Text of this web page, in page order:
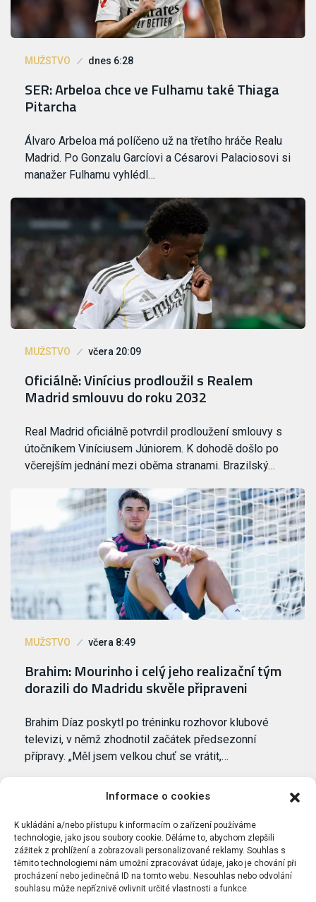
Informace o cookies
K ukládání a/nebo přístupu k informacím o zařízení používáme
technologie, jako jsou soubory cookie. Děláme to, abychom zlepšili
zážitek z prohlížení a zobrazovali personalizované reklamy. Souhlas s
těmito technologiemi nám umožní zpracovávat údaje, jako je chování při
procházení nebo jedinečná ID na tomto webu. Nesouhlas nebo odvolání
souhlasu může nepříznivě ovlivnit určité vlastnosti a funkce.
MUŽSTVO dnes 6:28
SER: Arbeloa chce ve Fulhamu také Thiaga
Pitarcha
Álvaro Arbeloa má políčeno už na třetího hráče Realu
Madrid. Po Gonzalu Garcíovi a Césarovi Palaciosovi si
manažer Fulhamu vyhlédl…
MUŽSTVO včera 20:09
Oficiálně: Vinícius prodloužil s Realem
Madrid smlouvu do roku 2032
Real Madrid oficiálně potvrdil prodloužení smlouvy s
útočníkem Viníciusem Júniorem. K dohodě došlo po
včerejším jednání mezi oběma stranami. Brazilský…
MUŽSTVO včera 8:49
Brahim: Mourinho i celý jeho realizační tým
dorazili do Madridu skvěle připraveni
Brahim Díaz poskytl po tréninku rozhovor klubové
televizi, v němž zhodnotil začátek předsezonní
přípravy. „Měl jsem velkou chuť se vrátit,…